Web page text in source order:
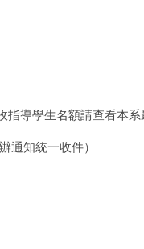
導學生名額請查看本
通知統一收件）